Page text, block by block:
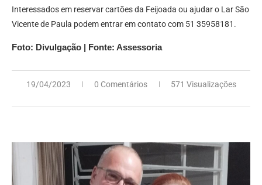
Interessados em reservar cartões da Feijoada ou ajudar o Lar São
Vicente de Paula podem entrar em contato com 51 35958181.
Foto: Divulgação | Fonte: Assessoria
19/04/2023 0 Comentários 571 Visualizações